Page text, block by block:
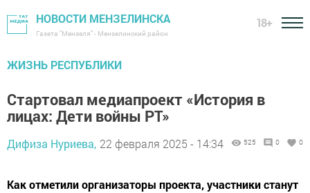
НОВОСТИ МЕНЗЕЛИНСКА
Газета "Мензеля" - Мензелинский район
18+
ЖИЗНЬ РЕСПУБЛИКИ
Стартовал медиапроект «История в
лицах: Дети войны РТ»
Дифиза Нуриева, 22 февраля 2025 - 14:34 525 0 0
Как отметили организаторы проекта, участники станут